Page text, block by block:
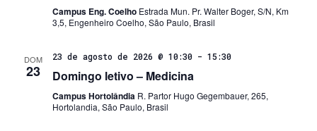
Campus Eng. Coelho Estrada Mun. Pr. Walter Boger, S/N, Km
3,5, Engenheiro Coelho, São Paulo, Brasil
DOM
23
23 de agosto de 2026 @ 10:30- 15:30
Domingo letivo – Medicina
Campus Hortolândia R. Partor Hugo Gegembauer, 265,
Hortolandia, São Paulo, Brasil